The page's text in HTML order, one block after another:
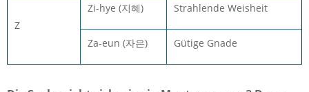
Z
Zi-hye (지혜) Strahlende Weisheit
Za-eun (자은) Gütige Gnade